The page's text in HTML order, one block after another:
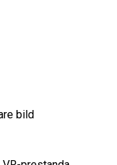
bild